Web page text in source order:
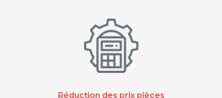
Réduction des prix pièces